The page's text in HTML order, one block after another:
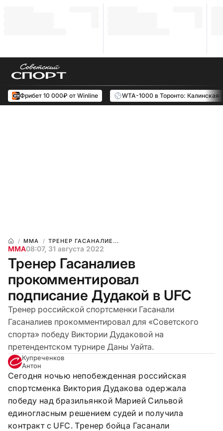
Фрибет 10 000₽ от Winline WTA-1000 в Торонто: Калинская
ММА ТРЕНЕР ГАСАНАЛИЕ...
ММА08:07, 31 августа 2022
Тренер Гасаналиев
прокомментировал
подписание Дудакой в UFC
Тренер российской спортсменки Гасанали
Гасаналиев прокомментировал для «Советского
спорта» победу Виктории Дудаковой на
претендентском турнире Даны Уайта.
Купреченков
Антон
Сегодня ночью непобежденная российская
спортсменка Виктория Дудакова одержала
победу над бразильянкой Марией Сильвой
единогласным решением судей и получила
контракт с UFC. Тренер бойца Гасанали